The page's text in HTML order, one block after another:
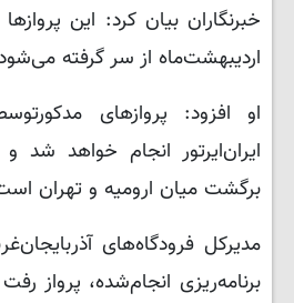
خبرنگاران بیان کرد: این
اردیبهشت‌ماه از سر گرفته
او افزود: پروازهای
ایران‌ایرتور انجام خواهد
برگشت میان ارومیه و تهران
مدیرکل فرودگاه‌های